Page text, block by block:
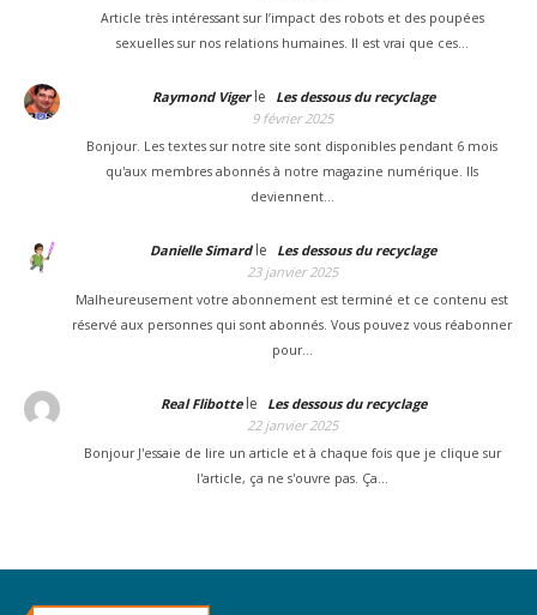
Article très intéressant sur l’impact des robots et des poupées
sexuelles sur nos relations humaines. Il est vrai que ces…
Raymond Vigerle
Les dessous du recyclage
9 février 2025
Bonjour. Les textes sur notre site sont disponibles pendant 6 mois
qu'aux membres abonnés à notre magazine numérique. Ils
deviennent…
Danielle Simardle
Les dessous du recyclage
23 janvier 2025
Malheureusement votre abonnement est terminé et ce contenu est
réservé aux personnes qui sont abonnés. Vous pouvez vous réabonner
pour…
Real Flibottele
Les dessous du recyclage
22 janvier 2025
Bonjour J'essaie de lire un article et à chaque fois que je clique sur
l'article, ça ne s'ouvre pas. Ça…